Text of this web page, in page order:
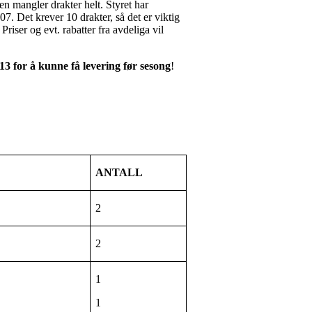
mangler drakter helt. Styret har
Det krever 10 drakter, så det er viktig
og evt. rabatter fra avdeliga vil
for å kunne få levering før sesong!
ANTALL
2
2
1
1